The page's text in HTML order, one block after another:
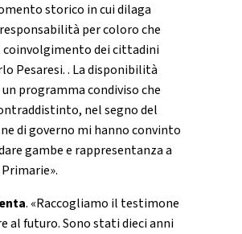
storico in cui dilaga
per coloro che
coinvolgimento dei cittadini
Pesaresi. . La disponibilità
programma condiviso che
nel segno del
di governo mi hanno convinto
gambe e rappresentanza a
. «Raccogliamo il testimone
al futuro. Sono stati dieci anni